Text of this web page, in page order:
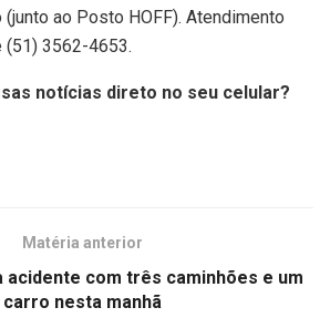
(junto ao Posto HOFF). Atendimento
3562-4653.
notícias direto no seu celular?
Matéria anterior
acidente com três caminhões e um
carro nesta manhã